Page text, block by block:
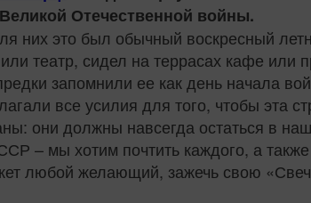
Отечественной войны.
них это был обычный воскресный
театр, сидел на террасах кафе или
запомнили ее как день начала
все усилия для того, чтобы эта
они должны навсегда остаться в
– мы хотим почтить каждого, а также
любой желающий, зажечь свою